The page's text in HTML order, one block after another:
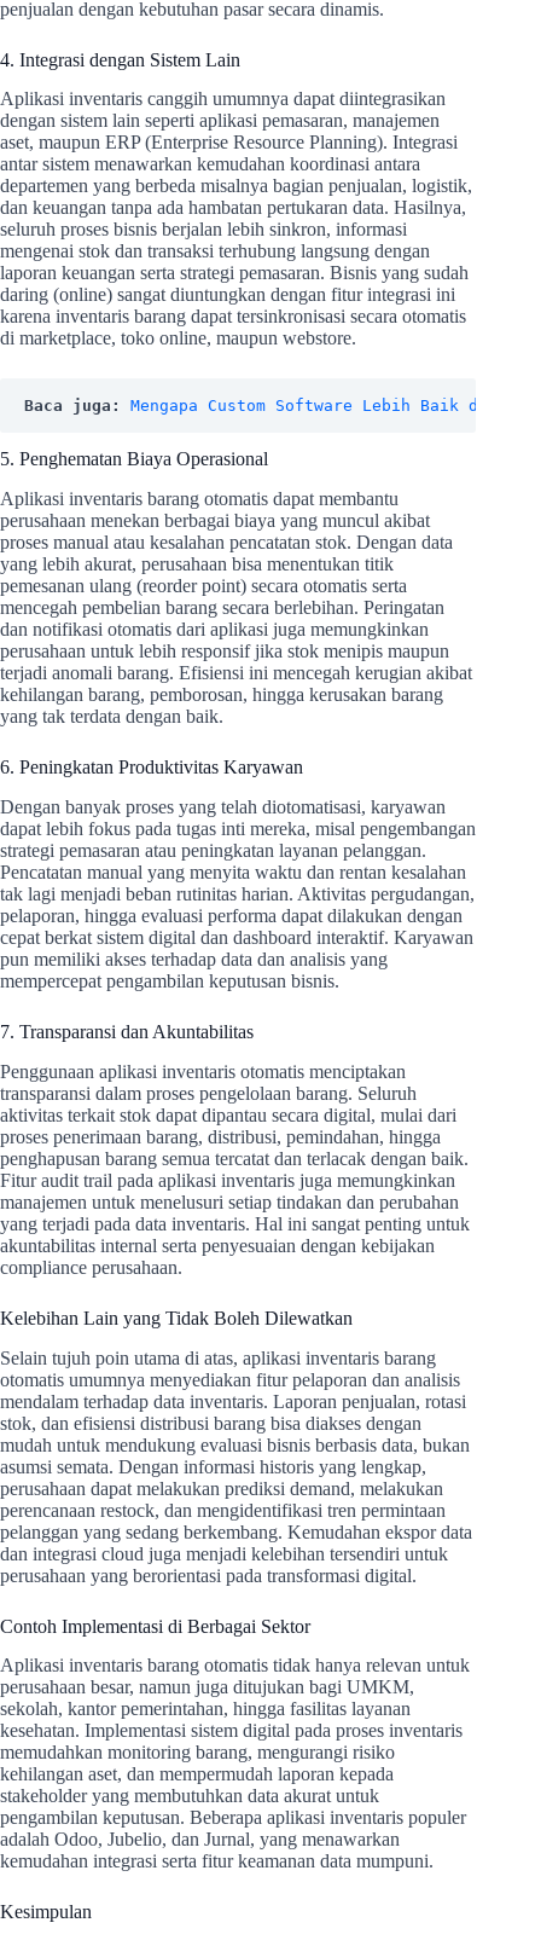
penjualan dengan kebutuhan pasar secara dinamis.
4. Integrasi dengan Sistem Lain
Aplikasi inventaris canggih umumnya dapat diintegrasikan
dengan sistem lain seperti aplikasi pemasaran, manajemen
aset, maupun ERP (Enterprise Resource Planning). Integrasi
antar sistem menawarkan kemudahan koordinasi antara
departemen yang berbeda misalnya bagian penjualan, logistik,
dan keuangan tanpa ada hambatan pertukaran data. Hasilnya,
seluruh proses bisnis berjalan lebih sinkron, informasi
mengenai stok dan transaksi terhubung langsung dengan
laporan keuangan serta strategi pemasaran. Bisnis yang sudah
daring (online) sangat diuntungkan dengan fitur integrasi ini
karena inventaris barang dapat tersinkronisasi secara otomatis
di marketplace, toko online, maupun webstore.
Baca juga: Mengapa Custom Software Lebih Baik
5. Penghematan Biaya Operasional
Aplikasi inventaris barang otomatis dapat membantu
perusahaan menekan berbagai biaya yang muncul akibat
proses manual atau kesalahan pencatatan stok. Dengan data
yang lebih akurat, perusahaan bisa menentukan titik
pemesanan ulang (reorder point) secara otomatis serta
mencegah pembelian barang secara berlebihan. Peringatan
dan notifikasi otomatis dari aplikasi juga memungkinkan
perusahaan untuk lebih responsif jika stok menipis maupun
terjadi anomali barang. Efisiensi ini mencegah kerugian akibat
kehilangan barang, pemborosan, hingga kerusakan barang
yang tak terdata dengan baik.
6. Peningkatan Produktivitas Karyawan
Dengan banyak proses yang telah diotomatisasi, karyawan
dapat lebih fokus pada tugas inti mereka, misal pengembangan
strategi pemasaran atau peningkatan layanan pelanggan.
Pencatatan manual yang menyita waktu dan rentan kesalahan
tak lagi menjadi beban rutinitas harian. Aktivitas pergudangan,
pelaporan, hingga evaluasi performa dapat dilakukan dengan
cepat berkat sistem digital dan dashboard interaktif. Karyawan
pun memiliki akses terhadap data dan analisis yang
mempercepat pengambilan keputusan bisnis.
7. Transparansi dan Akuntabilitas
Penggunaan aplikasi inventaris otomatis menciptakan
transparansi dalam proses pengelolaan barang. Seluruh
aktivitas terkait stok dapat dipantau secara digital, mulai dari
proses penerimaan barang, distribusi, pemindahan, hingga
penghapusan barang semua tercatat dan terlacak dengan baik.
Fitur audit trail pada aplikasi inventaris juga memungkinkan
manajemen untuk menelusuri setiap tindakan dan perubahan
yang terjadi pada data inventaris. Hal ini sangat penting untuk
akuntabilitas internal serta penyesuaian dengan kebijakan
compliance perusahaan.
Kelebihan Lain yang Tidak Boleh Dilewatkan
Selain tujuh poin utama di atas, aplikasi inventaris barang
otomatis umumnya menyediakan fitur pelaporan dan analisis
mendalam terhadap data inventaris. Laporan penjualan, rotasi
stok, dan efisiensi distribusi barang bisa diakses dengan
mudah untuk mendukung evaluasi bisnis berbasis data, bukan
asumsi semata. Dengan informasi historis yang lengkap,
perusahaan dapat melakukan prediksi demand, melakukan
perencanaan restock, dan mengidentifikasi tren permintaan
pelanggan yang sedang berkembang. Kemudahan ekspor data
dan integrasi cloud juga menjadi kelebihan tersendiri untuk
perusahaan yang berorientasi pada transformasi digital.
Contoh Implementasi di Berbagai Sektor
Aplikasi inventaris barang otomatis tidak hanya relevan untuk
perusahaan besar, namun juga ditujukan bagi UMKM,
sekolah, kantor pemerintahan, hingga fasilitas layanan
kesehatan. Implementasi sistem digital pada proses inventaris
memudahkan monitoring barang, mengurangi risiko
kehilangan aset, dan mempermudah laporan kepada
stakeholder yang membutuhkan data akurat untuk
pengambilan keputusan. Beberapa aplikasi inventaris populer
adalah Odoo, Jubelio, dan Jurnal, yang menawarkan
kemudahan integrasi serta fitur keamanan data mumpuni.
Kesimpulan